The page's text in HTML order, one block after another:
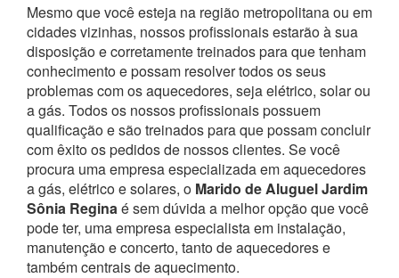
Mesmo que você esteja na região metropolitana ou em
cidades vizinhas, nossos profissionais estarão à sua
disposição e corretamente treinados para que tenham
conhecimento e possam resolver todos os seus
problemas com os aquecedores, seja elétrico, solar ou
a gás. Todos os nossos profissionais possuem
qualificação e são treinados para que possam concluir
com êxito os pedidos de nossos clientes. Se você
procura uma empresa especializada em aquecedores
a gás, elétrico e solares, o Marido de Aluguel Jardim
Sônia Reginaé sem dúvida a melhor opção que você
pode ter, uma empresa especialista em instalação,
manutenção e concerto, tanto de aquecedores e
também centrais de aquecimento.